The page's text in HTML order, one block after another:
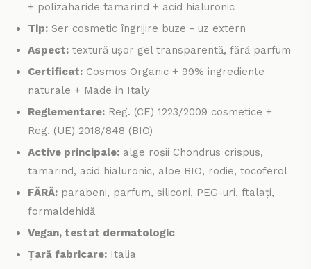
+ polizaharide tamarind + acid hialuronic
Tip: Ser cosmetic îngrijire buze - uz extern
Aspect: textură ușor gel transparentă, fără parfum
Certificat: Cosmos Organic + 99% ingrediente
naturale + Made in Italy
Reglementare: Reg. (CE) 1223/2009 cosmetice +
Reg. (UE) 2018/848 (BIO)
Active principale: alge roșii Chondrus crispus,
tamarind, acid hialuronic, aloe BIO, rodie, tocoferol
FĂRĂ: parabeni, parfum, siliconi, PEG-uri, ftalați,
formaldehidă
Vegan, testat dermatologic
Țară fabricare: Italia